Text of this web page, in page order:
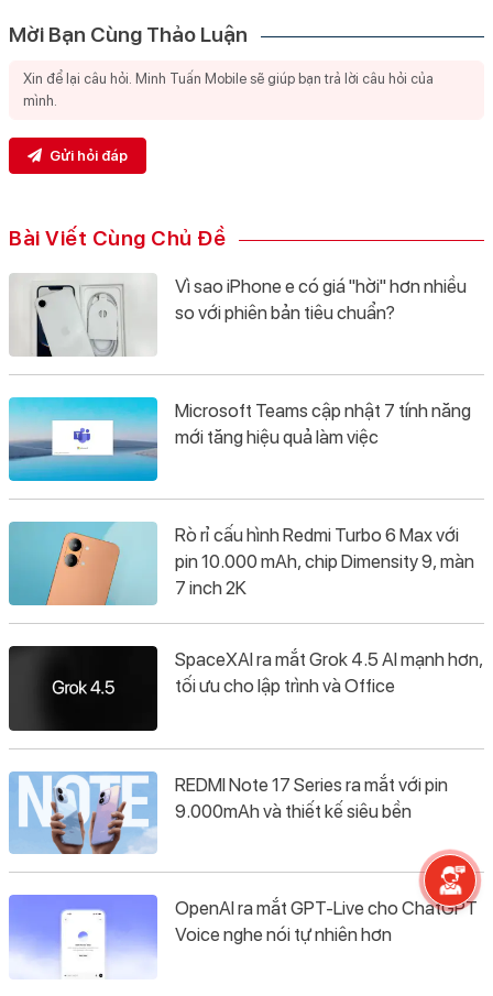
Mời Bạn Cùng Thảo Luận
Gửi hỏi đáp
Bài Viết Cùng Chủ Đề
Vì sao iPhone e có giá "hời" hơn nhiều
so với phiên bản tiêu chuẩn?
Microsoft Teams cập nhật 7 tính năng
mới tăng hiệu quả làm việc
Rò rỉ cấu hình Redmi Turbo 6 Max với
pin 10.000 mAh, chip Dimensity 9, màn
7 inch 2K
SpaceXAI ra mắt Grok 4.5 AI mạnh hơn,
tối ưu cho lập trình và Office
REDMI Note 17 Series ra mắt với pin
9.000mAh và thiết kế siêu bền
OpenAI ra mắt GPT-Live cho ChatGPT
Voice nghe nói tự nhiên hơn